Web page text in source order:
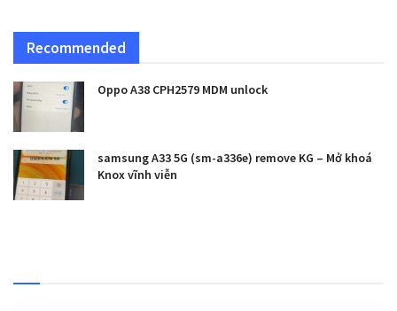
Recommended
Oppo A38 CPH2579 MDM unlock
samsung A33 5G (sm-a336e) remove KG – Mở khoá
Knox vĩnh viễn